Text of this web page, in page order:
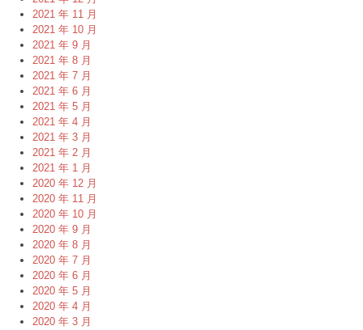
2021 年 11 月
2021 年 10 月
2021 年 9 月
2021 年 8 月
2021 年 7 月
2021 年 6 月
2021 年 5 月
2021 年 4 月
2021 年 3 月
2021 年 2 月
2021 年 1 月
2020 年 12 月
2020 年 11 月
2020 年 10 月
2020 年 9 月
2020 年 8 月
2020 年 7 月
2020 年 6 月
2020 年 5 月
2020 年 4 月
2020 年 3 月